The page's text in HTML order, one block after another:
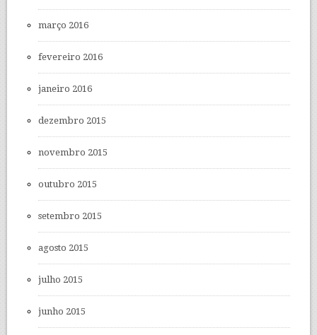
março 2016
fevereiro 2016
janeiro 2016
dezembro 2015
novembro 2015
outubro 2015
setembro 2015
agosto 2015
julho 2015
junho 2015